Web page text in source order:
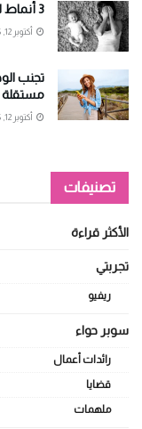
3 أنماط لاكتئاب ما بعد الولادة .. تعرفي عليها
أكتوبر 12, 2025
مستقلة
أكتوبر 12, 2025
تصنيفات
الأكثر قراءة
تجربتي
ريفيو
سوبر حواء
رائدات أعمال
قضايا
ملهمات